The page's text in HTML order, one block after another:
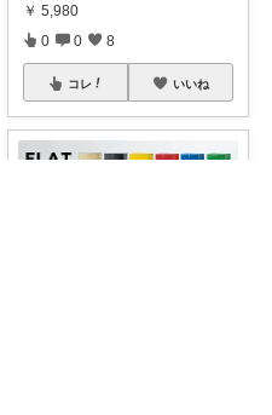
￥ 5,980
0 0 8
コレ いいね